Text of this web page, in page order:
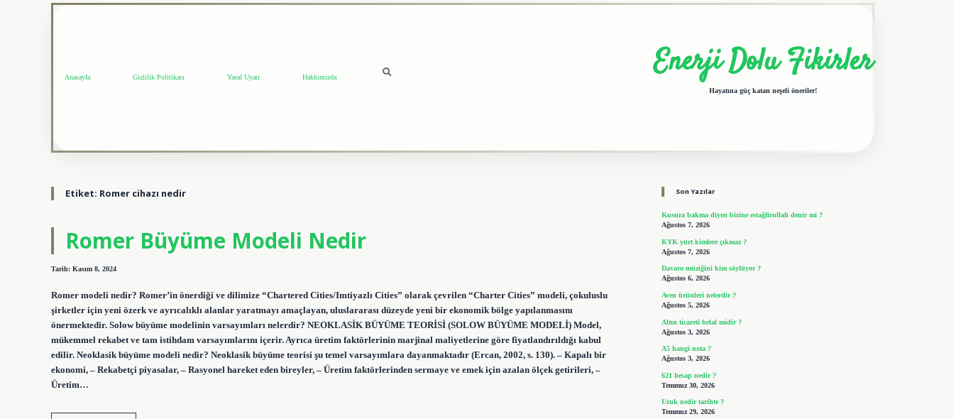
Anasayfa Gizlilik Politikası Yasal Uyarı Hakkımızda Enerji Dolu Fikirler
Hayatına güç katan neşeli öneriler!
Etiket: Romer cihazı nedir
Romer Büyüme Modeli Nedir
Tarih: Kasım 8, 2024
Romer modeli nedir? Romer’in önerdiği ve dilimize “Chartered Cities/Imtiyazlı Cities” olarak çevrilen “Charter Cities” modeli, çokuluslu
şirketler için yeni özerk ve ayrıcalıklı alanlar yaratmayı amaçlayan, uluslararası düzeyde yeni bir ekonomik bölge yapılanmasını
önermektedir. Solow büyüme modelinin varsayımları nelerdir? NEOKLASİK BÜYÜME TEORİSİ (SOLOW BÜYÜME MODELİ) Model,
mükemmel rekabet ve tam istihdam varsayımlarını içerir. Ayrıca üretim faktörlerinin marjinal maliyetlerine göre fiyatlandırıldığı kabul
edilir. Neoklasik büyüme modeli nedir? Neoklasik büyüme teorisi şu temel varsayımlara dayanmaktadır (Ercan, 2002, s. 130). – Kapalı bir
ekonomi, – Rekabetçi piyasalar, – Rasyonel hareket eden bireyler, – Üretim faktörlerinden sermaye ve emek için azalan ölçek getirileri, –
Üretim…
Son Yazılar
Kusura bakma diyen birine estağfirullah denir mi ?
Ağustos 7, 2026
KYK yurt kimlere çıkmaz ?
Ağustos 7, 2026
Davaro müziğini kim söylüyor ?
Ağustos 6, 2026
Aven ürünleri nelerdir ?
Ağustos 5, 2026
Altın ticareti helal midir ?
Ağustos 3, 2026
A5 hangi nota ?
Ağustos 3, 2026
621 hesap nedir ?
Temmuz 30, 2026
Uruk nedir tarihte ?
Temmuz 29, 2026